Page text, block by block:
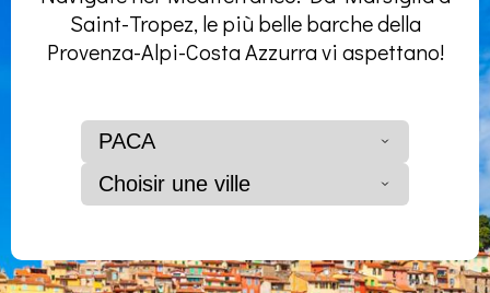
Saint-Tropez, le più belle barche della
Provenza-Alpi-Costa Azzurra vi aspettano!
PACA
Choisir une ville